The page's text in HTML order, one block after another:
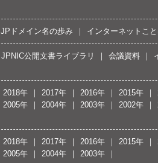
JPドメイン名の歩み インターネットこ
JPNIC公開文書ライブラリ 会議資料
2018年 2017年 2016年 2015年
2005年 2004年 2003年 2002年
2018年 2017年 2016年 2015年
2005年 2004年 2003年